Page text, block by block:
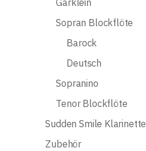
Garklein
Sopran Blockflöte
Barock
Deutsch
Sopranino
Tenor Blockflöte
Sudden Smile Klarinette
Zubehör